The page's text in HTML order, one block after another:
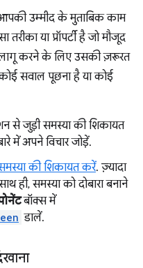
उम्मीद के मुताबिक काम
या प्रॉपर्टी है जो मौजूद
करने के लिए उसकी ज़रूरत
सवाल पूछना है या कोई
से जुड़ी समस्या की शिकायत
में अपने विचार जोड़ें.
की शिकायत करें. ज़्यादा
ही, समस्या को दोबारा बनाने
बॉक्स में
डालें.